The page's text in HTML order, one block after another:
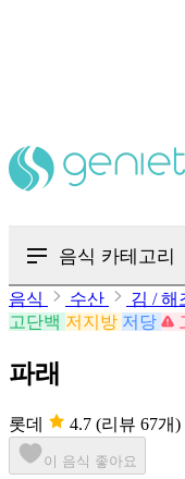
음식 카테고리
음식 수산 김 / 해
고단백 저지방 저당
파래
롯데 4.7 (리뷰 67개)
이 음식 좋아요